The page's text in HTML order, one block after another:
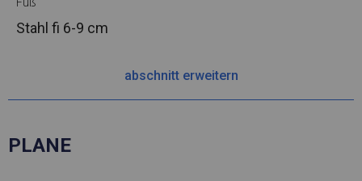
Fuß
Stahl fi 6-9 cm
abschnitt erweitern
PLANE